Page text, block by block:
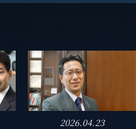
2026.04.23